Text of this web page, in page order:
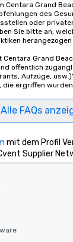
Centara Grand
des
oder
Sie bitte an,
Grand
öffentlich
Aufzüge,
die ergriffen
Alle FAQs
mit dem Profil
Supplier